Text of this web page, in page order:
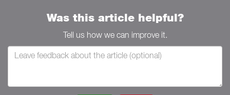
Was this article helpful?
Tell us how we can improve it.